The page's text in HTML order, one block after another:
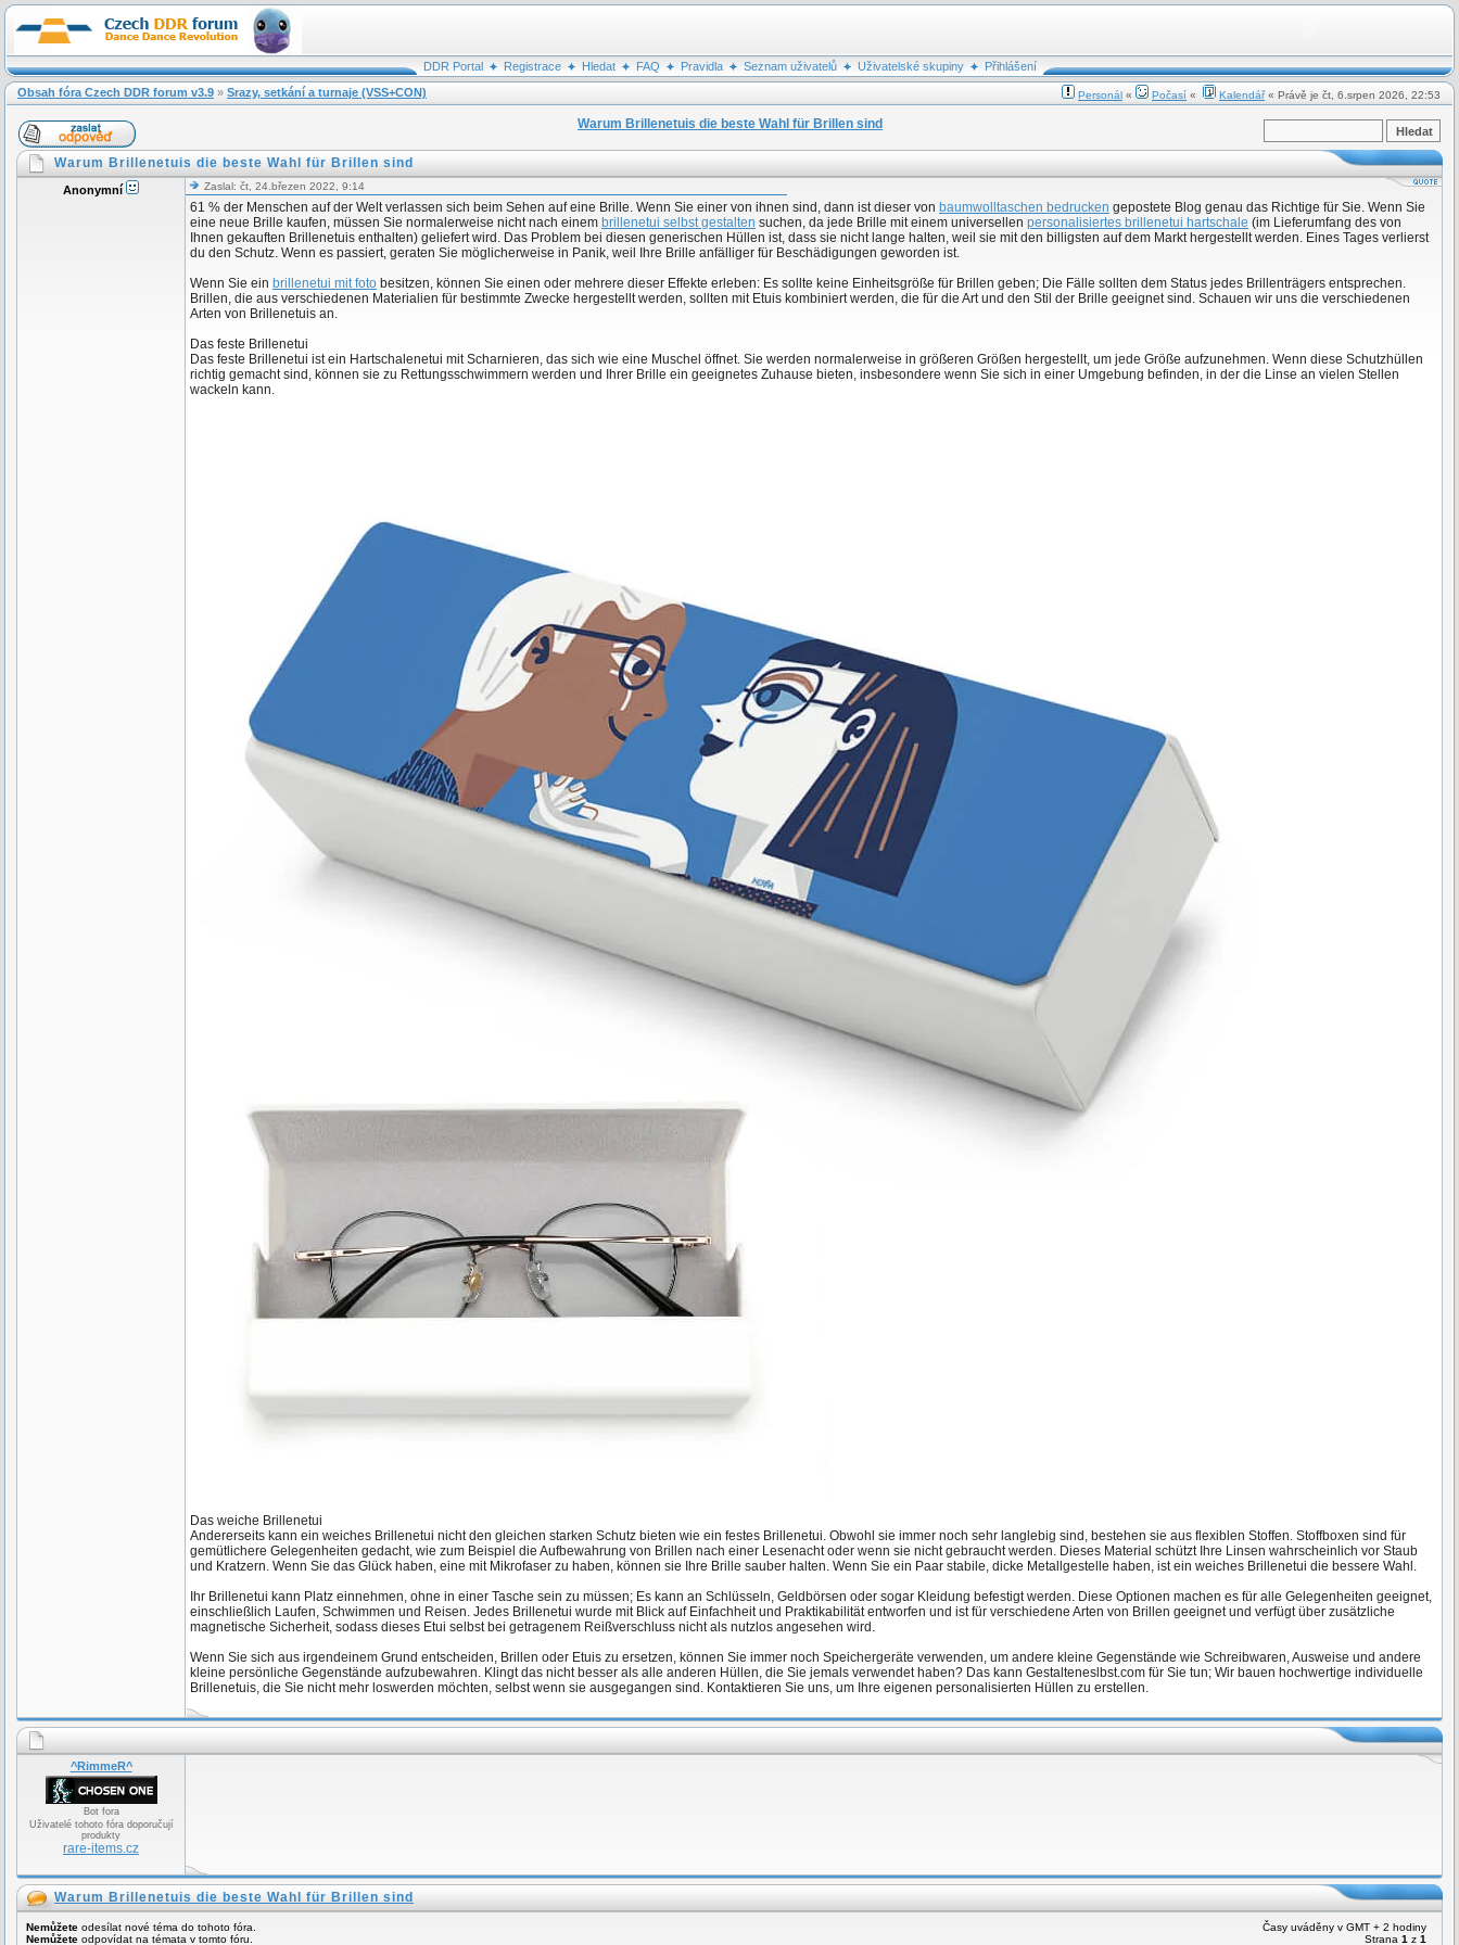
DDR Portal Registrace Hledat FAQ Pravidla Seznam uživatelů Uživatelské skupiny
Přihlášení
Obsah fóra Czech DDR forum v3.9 » Srazy, setkání a turnaje (VSS+CON) Personál « Počasí « Kalendář« Právě je čt, 6.srpen 2026, 22:53
Warum Brillenetuis die beste Wahl für Brillen sind
Warum Brillenetuis die beste Wahl für Brillen sind
Anonymní Zaslal: čt, 24.březen 2022, 9:14
61 % der Menschen auf der Welt verlassen sich beim Sehen auf eine Brille. Wenn Sie einer von ihnen sind, dann ist dieser von baumwolltaschen bedrucken gepostete Blog genau das Richtige für Sie. Wenn Sie
eine neue Brille kaufen, müssen Sie normalerweise nicht nach einem brillenetui selbst gestalten suchen, da jede Brille mit einem universellen personalisiertes brillenetui hartschale (im Lieferumfang des von
Ihnen gekauften Brillenetuis enthalten) geliefert wird. Das Problem bei diesen generischen Hüllen ist, dass sie nicht lange halten, weil sie mit den billigsten auf dem Markt hergestellt werden. Eines Tages verlierst
du den Schutz. Wenn es passiert, geraten Sie möglicherweise in Panik, weil Ihre Brille anfälliger für Beschädigungen geworden ist.
Wenn Sie ein brillenetui mit foto besitzen, können Sie einen oder mehrere dieser Effekte erleben: Es sollte keine Einheitsgröße für Brillen geben; Die Fälle sollten dem Status jedes Brillenträgers entsprechen.
Brillen, die aus verschiedenen Materialien für bestimmte Zwecke hergestellt werden, sollten mit Etuis kombiniert werden, die für die Art und den Stil der Brille geeignet sind. Schauen wir uns die verschiedenen
Arten von Brillenetuis an.
Das feste Brillenetui
Das feste Brillenetui ist ein Hartschalenetui mit Scharnieren, das sich wie eine Muschel öffnet. Sie werden normalerweise in größeren Größen hergestellt, um jede Größe aufzunehmen. Wenn diese Schutzhüllen
richtig gemacht sind, können sie zu Rettungsschwimmern werden und Ihrer Brille ein geeignetes Zuhause bieten, insbesondere wenn Sie sich in einer Umgebung befinden, in der die Linse an vielen Stellen
wackeln kann.
Das weiche Brillenetui
Andererseits kann ein weiches Brillenetui nicht den gleichen starken Schutz bieten wie ein festes Brillenetui. Obwohl sie immer noch sehr langlebig sind, bestehen sie aus flexiblen Stoffen. Stoffboxen sind für
gemütlichere Gelegenheiten gedacht, wie zum Beispiel die Aufbewahrung von Brillen nach einer Lesenacht oder wenn sie nicht gebraucht werden. Dieses Material schützt Ihre Linsen wahrscheinlich vor Staub
und Kratzern. Wenn Sie das Glück haben, eine mit Mikrofaser zu haben, können sie Ihre Brille sauber halten. Wenn Sie ein Paar stabile, dicke Metallgestelle haben, ist ein weiches Brillenetui die bessere Wahl.
Ihr Brillenetui kann Platz einnehmen, ohne in einer Tasche sein zu müssen; Es kann an Schlüsseln, Geldbörsen oder sogar Kleidung befestigt werden. Diese Optionen machen es für alle Gelegenheiten geeignet,
einschließlich Laufen, Schwimmen und Reisen. Jedes Brillenetui wurde mit Blick auf Einfachheit und Praktikabilität entworfen und ist für verschiedene Arten von Brillen geeignet und verfügt über zusätzliche
magnetische Sicherheit, sodass dieses Etui selbst bei getragenem Reißverschluss nicht als nutzlos angesehen wird.
Wenn Sie sich aus irgendeinem Grund entscheiden, Brillen oder Etuis zu ersetzen, können Sie immer noch Speichergeräte verwenden, um andere kleine Gegenstände wie Schreibwaren, Ausweise und andere
kleine persönliche Gegenstände aufzubewahren. Klingt das nicht besser als alle anderen Hüllen, die Sie jemals verwendet haben? Das kann Gestalteneslbst.com für Sie tun; Wir bauen hochwertige individuelle
Brillenetuis, die Sie nicht mehr loswerden möchten, selbst wenn sie ausgegangen sind. Kontaktieren Sie uns, um Ihre eigenen personalisierten Hüllen zu erstellen.
^RimmeR^
Bot fora
Uživatelé tohoto fóra doporučují
produkty
rare-items.cz
Warum Brillenetuis die beste Wahl für Brillen sind
Nemůžete odesílat nové téma do tohoto fóra.
Nemůžete odpovídat na témata v tomto fóru.
Časy uváděny v GMT + 2 hodiny
Strana 1 z 1